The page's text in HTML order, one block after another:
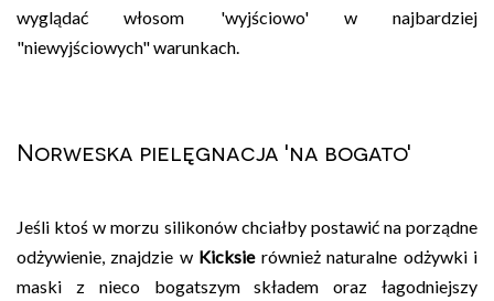
wyglądać włosom 'wyjściowo' w najbardziej
"niewyjściowych" warunkach.
Norweska pielęgnacja 'na bogato'
Jeśli ktoś w morzu silikonów chciałby postawić na porządne
odżywienie, znajdzie w Kicksierównież naturalne odżywki i
maski z nieco bogatszym składem oraz łagodniejszy